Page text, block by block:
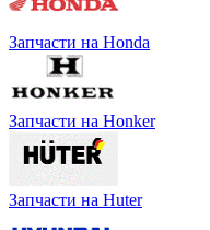
Запчасти на Honda
Запчасти на Honker
Запчасти на Huter